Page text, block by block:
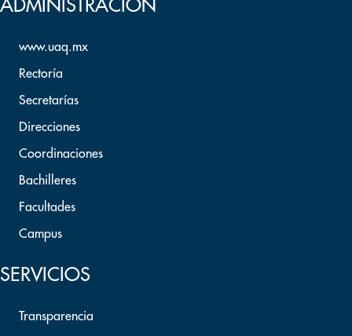
ADMINISTRACION
www.uaq.mx
Rectoría
Secretarías
Direcciones
Coordinaciones
Bachilleres
Facultades
Campus
SERVICIOS
Transparencia